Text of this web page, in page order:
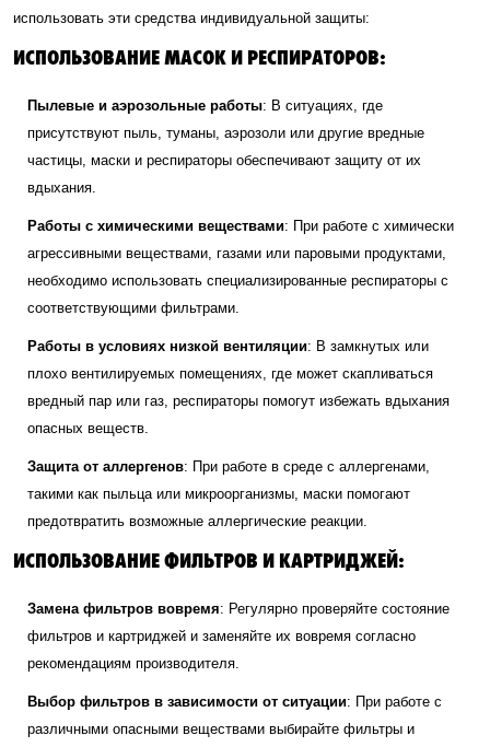
использовать эти средства индивидуальной защиты:
ИСПОЛЬЗОВАНИЕ МАСОК И РЕСПИРАТОРОВ:
Пылевые и аэрозольные работы: В ситуациях, где
присутствуют пыль, туманы, аэрозоли или другие вредные
частицы, маски и респираторы обеспечивают защиту от их
вдыхания.
Работы с химическими веществами: При работе с химически
агрессивными веществами, газами или паровыми продуктами,
необходимо использовать специализированные респираторы с
соответствующими фильтрами.
Работы в условиях низкой вентиляции: В замкнутых или
плохо вентилируемых помещениях, где может скапливаться
вредный пар или газ, респираторы помогут избежать вдыхания
опасных веществ.
Защита от аллергенов: При работе в среде с аллергенами,
такими как пыльца или микроорганизмы, маски помогают
предотвратить возможные аллергические реакции.
ИСПОЛЬЗОВАНИЕ ФИЛЬТРОВ И КАРТРИДЖЕЙ:
Замена фильтров вовремя: Регулярно проверяйте состояние
фильтров и картриджей и заменяйте их вовремя согласно
рекомендациям производителя.
Выбор фильтров в зависимости от ситуации: При работе с
различными опасными веществами выбирайте фильтры и